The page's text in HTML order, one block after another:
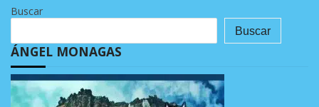
Buscar
Buscar
ÁNGEL MONAGAS